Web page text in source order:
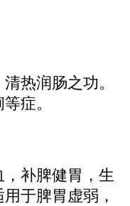
热润肠之功。
症。
补脾健胃，生
于脾胃虚弱，